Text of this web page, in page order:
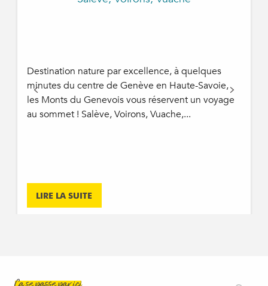
Destination nature par excellence, à quelques
minutes du centre de Genève en Haute-Savoie,
les Monts du Genevois vous réservent un voyage
au sommet ! Salève, Voirons, Vuache,...
LIRE LA SUITE